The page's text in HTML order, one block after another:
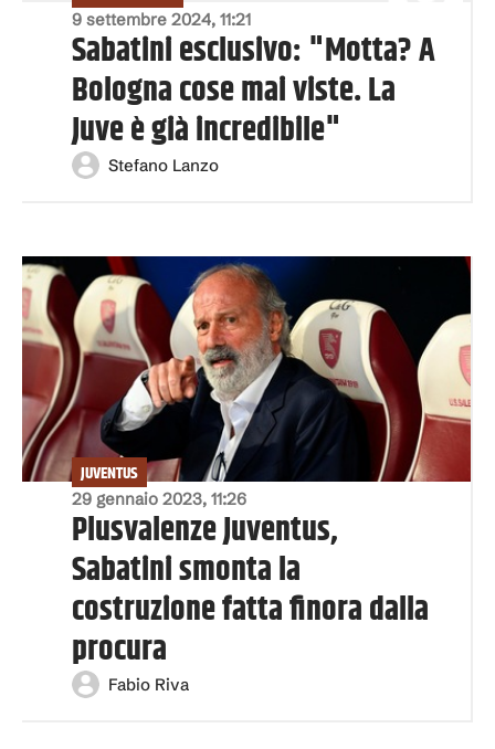
9 settembre 2024, 11:21
Sabatini esclusivo: "Motta? A
Bologna cose mai viste. La
Juve è già incredibile"
Stefano Lanzo
29 gennaio 2023, 11:26
JUVENTUS
Plusvalenze Juventus,
Sabatini smonta la
costruzione fatta finora dalla
procura
Fabio Riva